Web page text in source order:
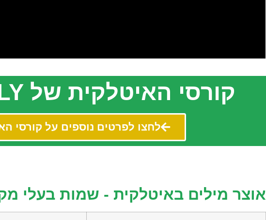
קורסי האיטלקית של CIAO ITALY
לחצו לפרטים נוספים על קורסי
אוצר מילים באיטלקית - שמות בעלי